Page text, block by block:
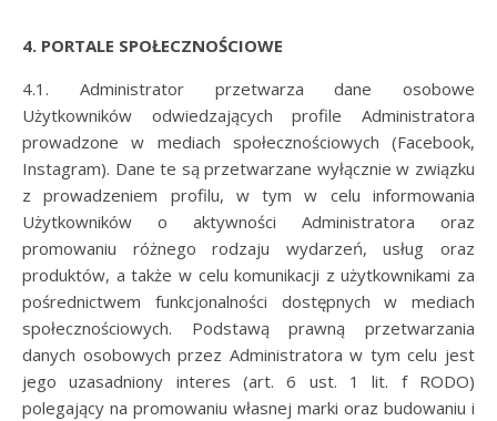
4. PORTALE SPOŁECZNOŚCIOWE
4.1. Administrator przetwarza dane osobowe
Użytkowników odwiedzających profile Administratora
prowadzone w mediach społecznościowych (Facebook,
Instagram). Dane te są przetwarzane wyłącznie w związku
z prowadzeniem profilu, w tym w celu informowania
Użytkowników o aktywności Administratora oraz
promowaniu różnego rodzaju wydarzeń, usług oraz
produktów, a także w celu komunikacji z użytkownikami za
pośrednictwem funkcjonalności dostępnych w mediach
społecznościowych. Podstawą prawną przetwarzania
danych osobowych przez Administratora w tym celu jest
jego uzasadniony interes (art. 6 ust. 1 lit. f RODO)
polegający na promowaniu własnej marki oraz budowaniu i